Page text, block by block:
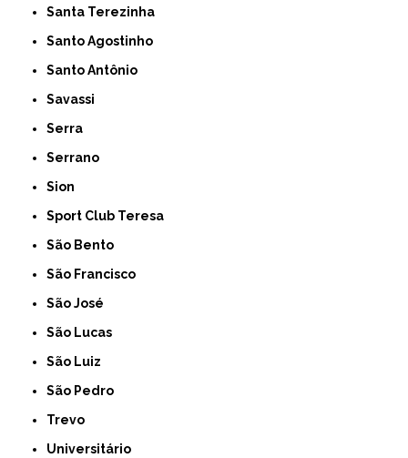
Santa Terezinha
Santo Agostinho
Santo Antônio
Savassi
Serra
Serrano
Sion
Sport Club Teresa
São Bento
São Francisco
São José
São Lucas
São Luiz
São Pedro
Trevo
Universitário